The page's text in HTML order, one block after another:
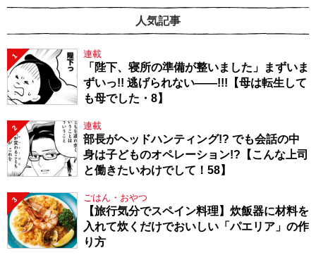
人気記事
1 連載
「陛下、寝所の準備が整いました」まずいま
ずいっ!! 逃げられない――!!!【母は転生して
も母でした・8】
2 連載
部長がヘッドハンティング!? でも会話の中
身は子どものオペレーション!?【こんな上司
と働きたいわけでして！58】
3 ごはん・おやつ
【旅行気分でスペイン料理】炊飯器に材料を
入れて炊くだけでおいしい「パエリア」の作
り方